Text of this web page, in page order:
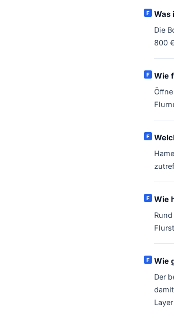
Was
Die
800
Wie
Wie
Wie
Der